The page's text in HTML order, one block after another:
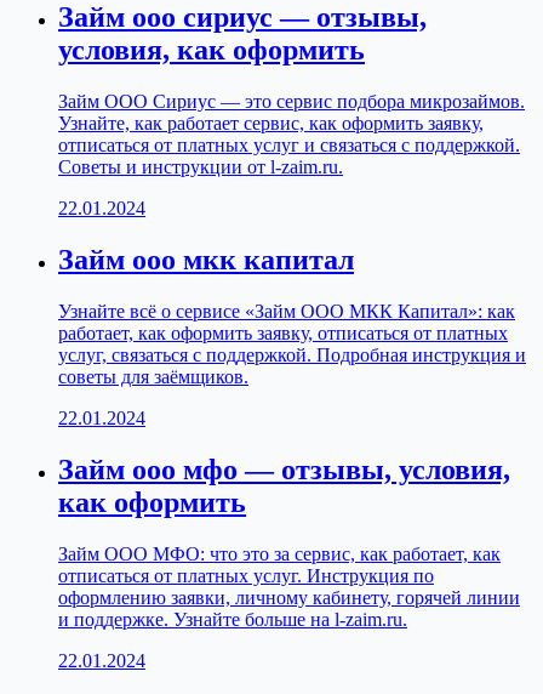
Займ ооо сириус — отзывы,
условия, как оформить
Займ ООО Сириус — это сервис подбора микрозаймов.
Узнайте, как работает сервис, как оформить заявку,
отписаться от платных услуг и связаться с поддержкой.
Советы и инструкции от l-zaim.ru.
22.01.2024
Займ ооо мкк капитал
Узнайте всё о сервисе «Займ ООО МКК Капитал»: как
работает, как оформить заявку, отписаться от платных
услуг, связаться с поддержкой. Подробная инструкция и
советы для заёмщиков.
22.01.2024
Займ ооо мфо — отзывы, условия,
как оформить
Займ ООО МФО: что это за сервис, как работает, как
отписаться от платных услуг. Инструкция по
оформлению заявки, личному кабинету, горячей линии
и поддержке. Узнайте больше на l-zaim.ru.
22.01.2024